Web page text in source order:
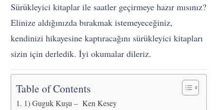
Sürükleyici kitaplar ile saatler geçirmeye hazır mısınız?
Elinize aldığınızda bırakmak istemeyeceğiniz,
kendinizi hikayesine kaptıracağını sürükleyici kitapları
sizin için derledik. İyi okumalar dileriz.
Table of Contents
1) Guguk Kuşu – Ken Kesey